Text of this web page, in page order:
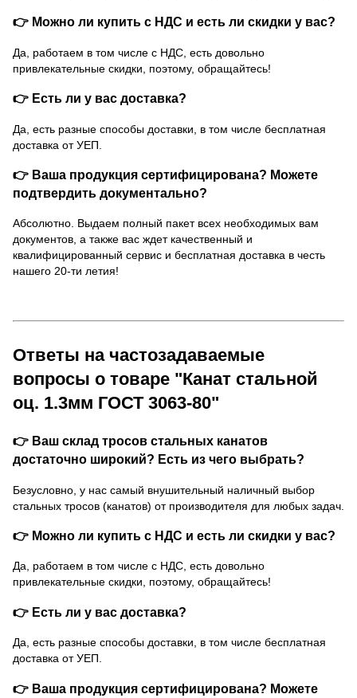
👉 Можно ли купить с НДС и есть ли скидки у вас?
Да, работаем в том числе с НДС, есть довольно
привлекательные скидки, поэтому, обращайтесь!
👉 Есть ли у вас доставка?
Да, есть разные способы доставки, в том числе бесплатная
доставка от УЕП.
👉 Ваша продукция сертифицирована? Можете
подтвердить документально?
Абсолютно. Выдаем полный пакет всех необходимых вам
документов, а также вас ждет качественный и
квалифицированный сервис и бесплатная доставка в честь
нашего 20-ти летия!
Ответы на частозадаваемые
вопросы о товаре "Канат стальной
оц. 1.3мм ГОСТ 3063-80"
👉 Ваш склад тросов стальных канатов
достаточно широкий? Есть из чего выбрать?
Безусловно, у нас самый внушительный наличный выбор
стальных тросов (канатов) от производителя для любых задач.
👉 Можно ли купить с НДС и есть ли скидки у вас?
Да, работаем в том числе с НДС, есть довольно
привлекательные скидки, поэтому, обращайтесь!
👉 Есть ли у вас доставка?
Да, есть разные способы доставки, в том числе бесплатная
доставка от УЕП.
👉 Ваша продукция сертифицирована? Можете